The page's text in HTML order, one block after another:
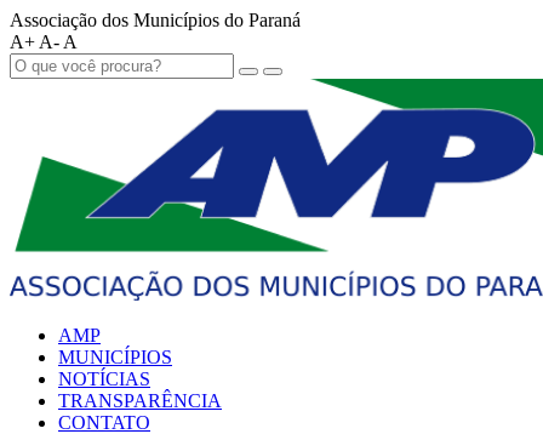
Associação dos Municípios do Paraná
A+ A- A
AMP
MUNICÍPIOS
NOTÍCIAS
TRANSPARÊNCIA
CONTATO